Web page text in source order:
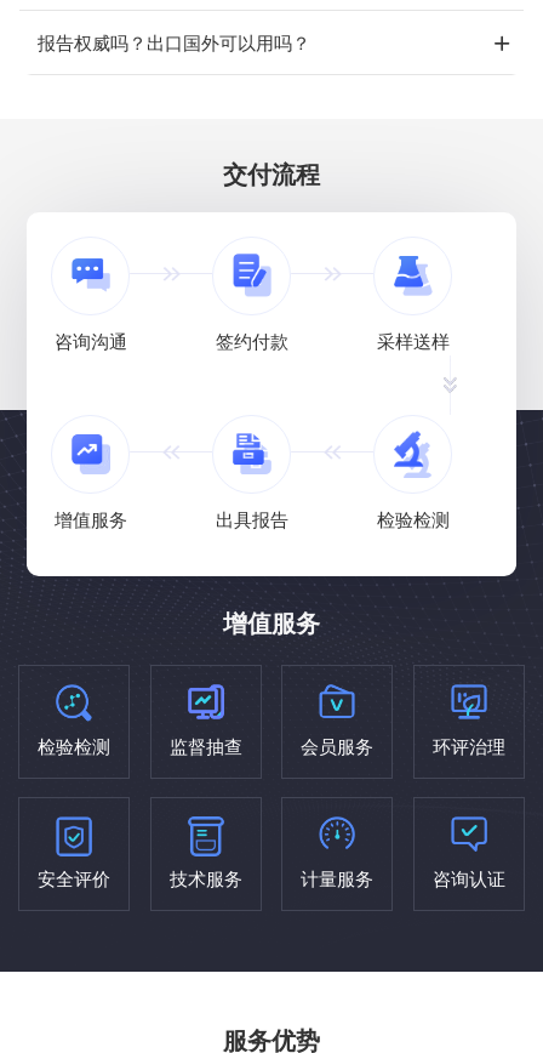
报告权威吗？出口国外可以用吗？
交付流程
咨询沟通 签约付款 采样送样
增值服务 出具报告 检验检测
增值服务
检验检测 监督抽查 会员服务 环评治理
安全评价 技术服务 计量服务 咨询认证
服务优势